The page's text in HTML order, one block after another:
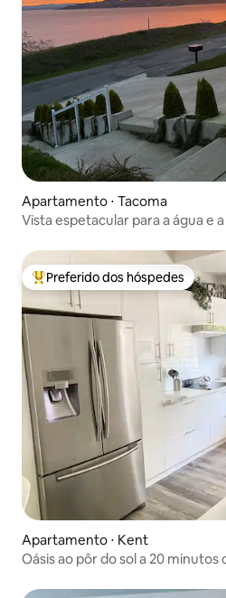
Apartamento ⋅ Tacoma
Vista espetacular para a água e
Entre os melhores preferidos
Preferido dos hóspedes
Apartamento ⋅ Kent
Oásis ao pôr do sol a 20